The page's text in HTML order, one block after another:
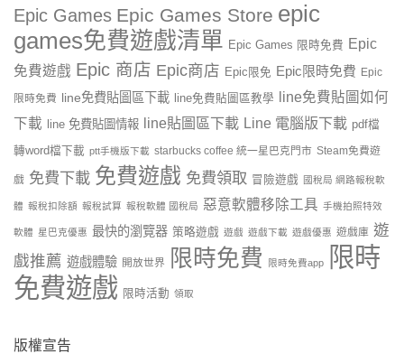
Epic Games Epic Games Store epic
games免費遊戲清單 Epic Games 限時免費 Epic
免費遊戲 Epic 商店 Epic商店 Epic限免 Epic限時免費 Epic
限時免費 line免費貼圖區下載 line免費貼圖區教學
line免費貼圖如何
下載
line 免費貼圖情報 line貼圖區下載 Line 電腦版下載 pdf檔
轉word檔下載 ptt手機版下載 starbucks coffee 統一星巴克門市 Steam免費遊
戲 免費下載 免費遊戲 免費領取 冒險遊戲 國稅局 網路報稅軟
體 報稅扣除額 報稅試算 報稅軟體 國稅局 惡意軟體移除工具 手機拍照特效
軟體 星巴克優惠 最快的瀏覽器 策略遊戲 遊戲 遊戲下載 遊戲優惠 遊戲庫 遊
戲推薦 遊戲體驗 開放世界 限時免費 限時免費app
限時
免費遊戲 限時活動 領取
版權宣告